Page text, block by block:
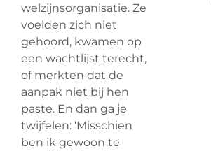
welzijnsorganisatie. Ze
voelden zich niet
gehoord, kwamen op
een wachtlijst terecht,
of merkten dat de
aanpak niet bij hen
paste. En dan ga je
twijfelen: ‘Misschien
ben ik gewoon te